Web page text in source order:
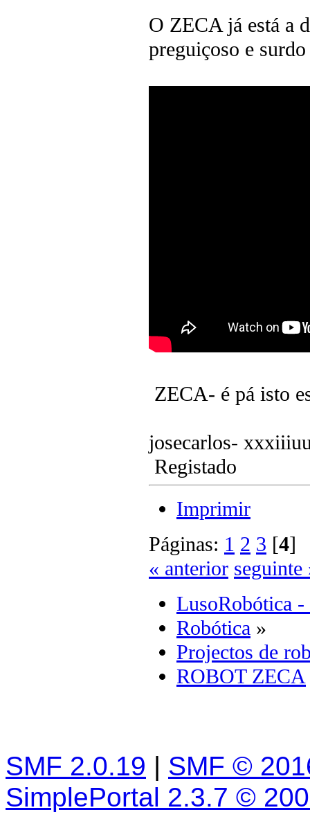
O ZECA já está a
preguiçoso e
ZECA- é pá isto
josecarlos-
Registado
Imprimir
Páginas: 1 2 3 [4
« anterior seguinte
LusoRobótica -
Robótica »
Projectos de
ROBOT ZECA
SMF 2.0.19 | SMF ©
SimplePortal 2.3.7 ©